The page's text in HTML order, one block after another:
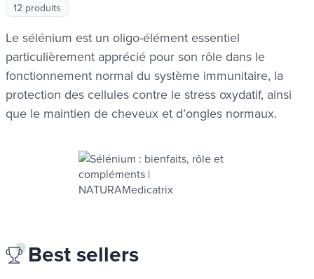
12 produits
Le sélénium est un oligo-élément essentiel
particulièrement apprécié pour son rôle dans le
fonctionnement normal du système immunitaire, la
protection des cellules contre le stress oxydatif, ainsi
que le maintien de cheveux et d’ongles normaux.
Best sellers